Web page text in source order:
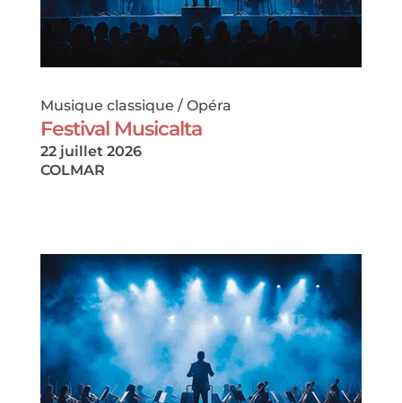
Musique classique / Opéra
Festival Musicalta
22 juillet 2026
COLMAR